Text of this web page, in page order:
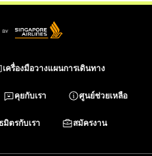
เครื่องมือวางแผนการเดินทาง
คุยกับเรา ศูนย์ช่วยเหลือ
มิตรกับเรา สมัครงาน